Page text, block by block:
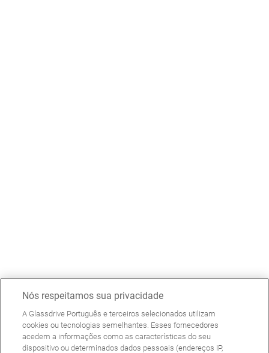
Nós respeitamos sua privacidade
A Glassdrive Português e terceiros selecionados utilizam
cookies ou tecnologias semelhantes. Esses fornecedores
acedem a informações como as características do seu
dispositivo ou determinados dados pessoais (endereços IP,